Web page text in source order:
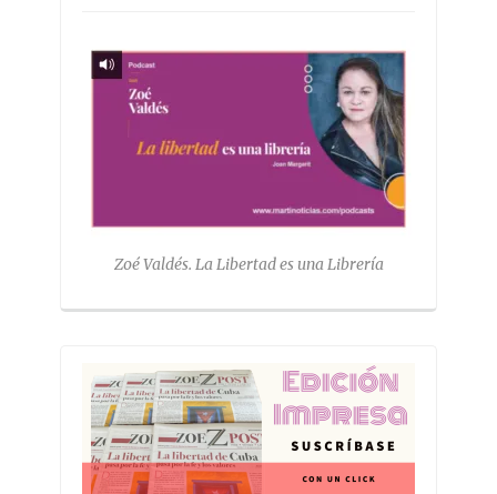
Zoé Valdés. La Libertad es una Librería